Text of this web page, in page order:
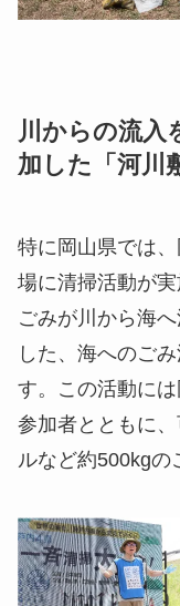
川からの流
加した「河川
特に岡山県では
場に清掃活動が
ごみが川から海
した、海へのご
す。この活動に
参加者とともに
ルなど約500kgの